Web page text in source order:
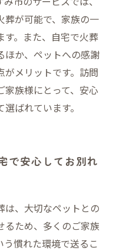
葬が可能で、家族の一
す。また、自宅で火葬
ほか、ペットへの感謝
がメリットです。訪問
家族様にとって、安心
ばれています。
で安心してお別れ
は、大切なペットとの
るため、多くのご家族
慣れた環境で送るこ